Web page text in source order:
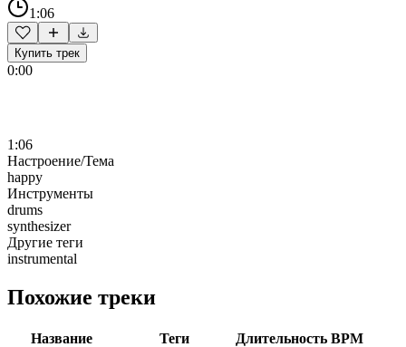
1:06
Купить трек
0:00
1:06
Настроение/Тема
happy
Инструменты
drums
synthesizer
Другие теги
instrumental
Похожие треки
Название Теги Длительность BPM